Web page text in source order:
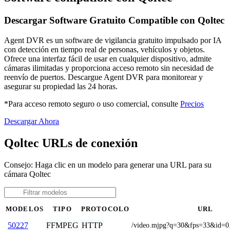
Descargar Software Gratuito Compatible con Qoltec
Agent DVR es un software de vigilancia gratuito impulsado por IA
con detección en tiempo real de personas, vehículos y objetos.
Ofrece una interfaz fácil de usar en cualquier dispositivo, admite
cámaras ilimitadas y proporciona acceso remoto sin necesidad de
reenvío de puertos. Descargue Agent DVR para monitorear y
asegurar su propiedad las 24 horas.
*Para acceso remoto seguro o uso comercial, consulte Precios
Descargar Ahora
Qoltec URLs de conexión
Consejo: Haga clic en un modelo para generar una URL para su
cámara Qoltec
MODELOS TIPO PROTOCOLO URL
50227 FFMPEG HTTP /